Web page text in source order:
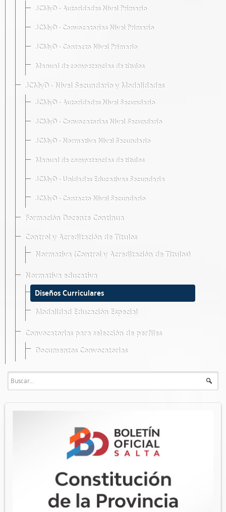
JCMyD · Autoridades Nivel Primario
JCMyD · Convocatorias Nivel Primario
JCMyD · Contacto Nivel Primario
Manual de competencias de títulos
JCMyD · Nivel Secundario y Modalidades
JCMyD · Autoridades Nivel Secundario
JCMyD · Convocatorias Nivel Secundario
JCMyD · Normativa Nivel Secundario
Manual de competencias de títulos
JCMyD · Unidades Educativas Secundaria
JCMyD · Contacto Nivel Secundario
Formación Docente Continua
Control y Acreditación de Títulos
Normativa (Control y Acreditación de Títulos)
Normativa educativa
Diseños Curriculares
Modalidad Educación Especial
Convocatorias para selección de perfiles
Documentos Convocatorias